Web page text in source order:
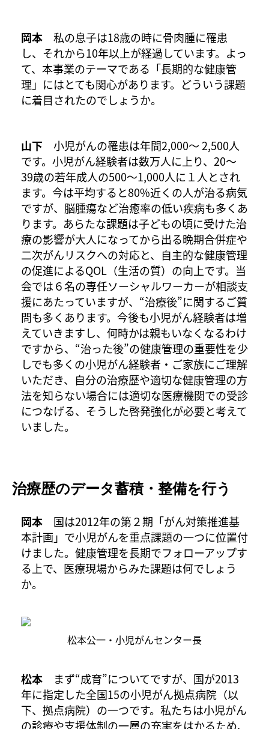
岡本 私の息子は18歳の時に骨肉腫に罹患
し、それから10年以上が経過しています。よっ
て、本事業のテーマである「長期的な健康管
理」にはとても関心があります。どういう課題
に着目されたのでしょうか。
山下 小児がんの罹患は年間2,000～ 2,500人
です。小児がん経験者は数万人に上り、20～
39歳の若年成人の500～1,000人に１人とされ
ます。今は平均すると80%近くの人が治る病気
ですが、脳腫瘍など治癒率の低い疾病も多くあ
ります。あらたな課題は子どもの頃に受けた治
療の影響が大人になってから出る晩期合併症や
二次がんリスクへの対応と、自主的な健康管理
の促進によるQOL（生活の質）の向上です。当
会では６名の専任ソーシャルワーカーが相談支
援にあたっていますが、“治療後”に関するご質
問も多くあります。今後も小児がん経験者は増
えていきますし、何時かは親もいなくなるわけ
ですから、“治った後”の健康管理の重要性を少
しでも多くの小児がん経験者・ご家族にご理解
いただき、自分の治療歴や適切な健康管理の方
法を知らない場合には適切な医療機関での受診
につなげる、そうした啓発強化が必要と考えて
いました。
治療歴のデータ蓄積・整備を行う
岡本 国は2012年の第２期「がん対策推進基
本計画」で小児がんを重点課題の一つに位置付
けました。健康管理を長期でフォローアップす
る上で、医療現場からみた課題は何でしょう
か。
松本公一・小児がんセンター長
松本 まず“成育”についてですが、国が2013
年に指定した全国15の小児がん拠点病院（以
下、拠点病院）の一つです。私たちは小児がん
の診療や支援体制の一層の充実をはかるため、